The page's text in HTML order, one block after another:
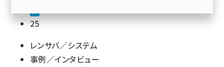
25
レンサバ／システム
事例／インタビュー